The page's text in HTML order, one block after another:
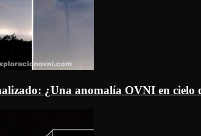
¿Una anomalía OVNI en cielo